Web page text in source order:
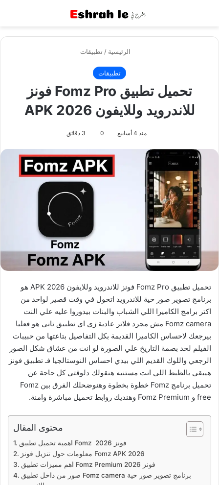
الرئيسية / تطبيقات
تطبيقات
تحميل تطبيق Fomz Pro فونز
للاندرويد وللايفون APK 2026
منذ 4 أسابيع 0
تحميل تطبيق Fomz Pro فونز للاندرويد وللايفون APK 2026 هو
برنامج تصوير صور حية للاندرويد اتحول في وقت قصير لواحد من
اكتر برامج الكاميرا اللي الشباب والبنات بيدوروا عليه علي النت
Fomz camera مش مجرد فلاتر عادية زي اي تطبيق تاني هو فعليا
بيرجعك لاحساس الكاميرا القديمة بكل التفاصيل بتاعتها من حبيبات
الفيلم لحد بصمة التاريخ علي الصورة لو انت من عشاق شكل الصور
الرجعي واللوك القديم اللي بيدي احساس النوستالجيا فـ تطبيق فونز
هيبقي بالظبط اللي انت مستنيه هنقولك دلوقتي كل حاجة عن
تحميل برنامج Fomz خطوة بخطوة وهنوضحلك الفرق بين Fomz
free و Fomz Premium وهنديك روابط تحميل مباشرة وامنة.
محتوى المقال
اهمية تحميل تطبيق Fomz فونز 2026
معلومات حول تنزيل فونز Fomz APK 2026
اهم مميزات تطبيق Fomz Premium فونز 2026
صور من داخل تطبيق Fomz camera برنامج تصوير صور حية